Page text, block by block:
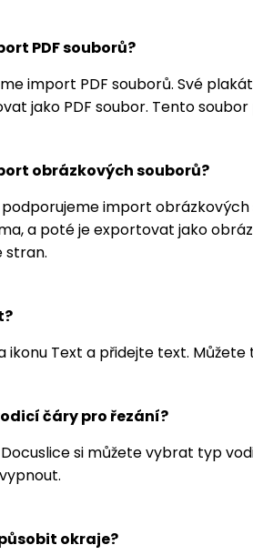
PDF souborů?
import PDF souborů. Své
jako PDF soubor. Tento
obrázkových souborů?
podporujeme import
a poté je exportovat jako
stran.
ikonu Text a přidejte text.
čáry pro řezání?
si můžete vybrat typ
okraje?